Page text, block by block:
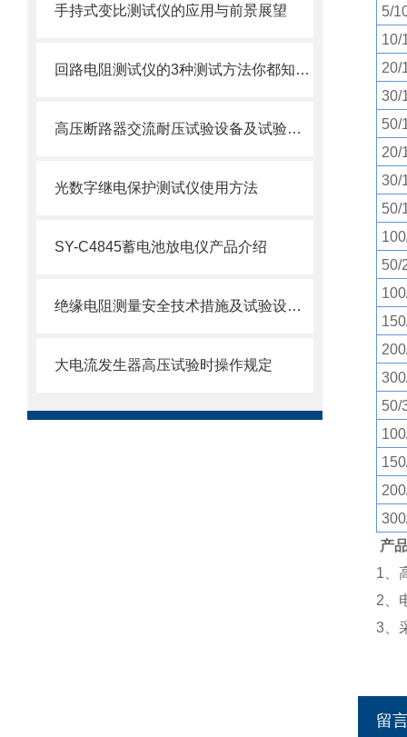
手持式变比测试仪的应用与前景展望
回路电阻测试仪的3种测试方法你都知道吗？
高压断路器交流耐压试验设备及试验电压
光数字继电保护测试仪使用方法
SY-C4845蓄电池放电仪产品介绍
绝缘电阻测量安全技术措施及试验设备准备
大电流发生器高压试验时操作规定
5/
10/
20/
30/
50/
20/
30/
50/
50/
50/
产
1、
2、
3、
留